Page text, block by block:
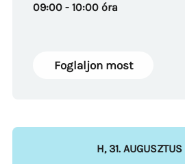
09:00 - 10:00 óra
Foglaljon most
H, 31. AUGUSZTUS